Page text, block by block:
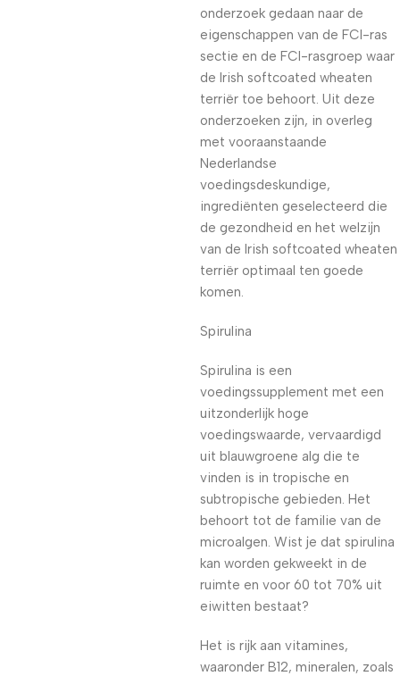
onderzoek gedaan naar de
eigenschappen van de FCI-ras
sectie en de FCI-rasgroep waar
de Irish softcoated wheaten
terriër toe behoort. Uit deze
onderzoeken zijn, in overleg
met vooraanstaande
Nederlandse
voedingsdeskundige,
ingrediënten geselecteerd die
de gezondheid en het welzijn
van de Irish softcoated wheaten
terriër optimaal ten goede
komen.
Spirulina
Spirulina is een
voedingssupplement met een
uitzonderlijk hoge
voedingswaarde, vervaardigd
uit blauwgroene alg die te
vinden is in tropische en
subtropische gebieden. Het
behoort tot de familie van de
microalgen. Wist je dat spirulina
kan worden gekweekt in de
ruimte en voor 60 tot 70% uit
eiwitten bestaat?
Het is rijk aan vitamines,
waaronder B12, mineralen, zoals